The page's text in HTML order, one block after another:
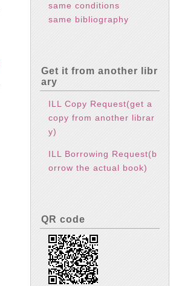
same conditions
same bibliography
Get it from another libr
ary
ILL Copy Request(get a
copy from another librar
y)
ILL Borrowing Request(b
orrow the actual book)
QR code